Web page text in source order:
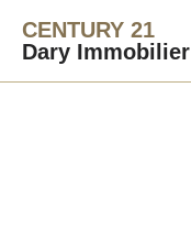
CENTURY 21
Dary Immobilier